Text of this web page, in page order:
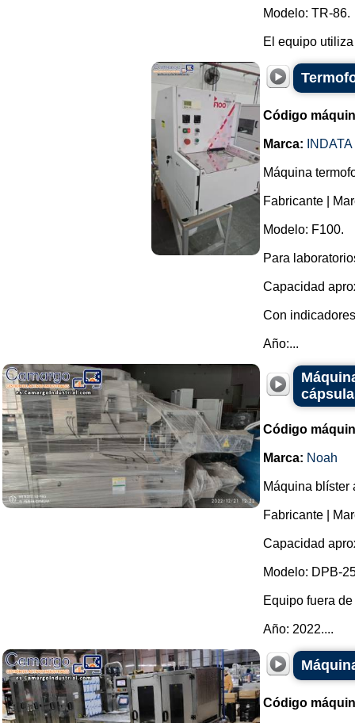
Modelo: TR-86.
El equipo
Código
Marca: INDATA
Máquina
Fabricante |
Modelo: F100.
Para
Capacidad
Con
Año:...
Código
Marca: Noah
Máquina blíster
Fabricante |
Capacidad
Modelo: DPB-
Equipo fuera
Año: 2022....
Código